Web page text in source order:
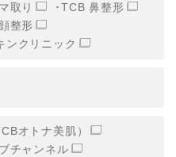
取り
TCB 鼻整形
整形
ンクリニック
オトナ美肌）
チャンネル